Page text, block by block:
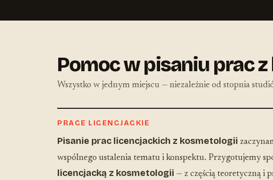
Pomoc w pisaniu prac
Wszystko w jednym miejscu — niezależnie od stopnia
PRACE LICENCJACKIE
Pisanie prac licencjackich z kosmetologii
wspólnego ustalenia tematu i konspektu. Przygotujemy
licencjacką z kosmetologii — z częścią teoretyczną i